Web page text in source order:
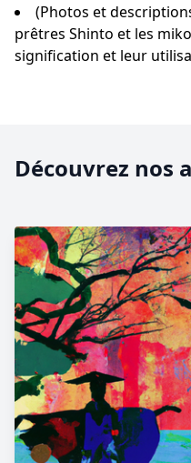
(Photos et
prêtres Shinto et les
signification et leur
Découvrez nos